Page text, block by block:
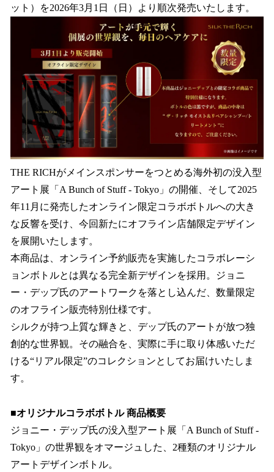
で
す
ット）を2026年3月1日（日）より順次発売いたします。
THE RICHがメインスポンサーをつとめる海外初の没入型
アート展「A Bunch of Stuff - Tokyo」の開催、そして2025
年11月に発売したオンライン限定コラボボトルへの大き
な反響を受け、今回新たにオフライン店舗限定デザイン
を展開いたします。
本商品は、オンライン予約販売を実施したコラボレーシ
ョンボトルとは異なる完全新デザインを採用。ジョニ
ー・デップ氏のアートワークを落とし込んだ、数量限定
のオフライン販売特別仕様です。
シルクが持つ上質な輝きと、デップ氏のアートが放つ独
創的な世界観。その融合を、実際に手に取り体感いただ
ける“リアル限定”のコレクションとしてお届けいたしま
す。
■オリジナルコラボボトル 商品概要
ジョニー・デップ氏の没入型アート展「A Bunch of Stuff -
Tokyo」の世界観をオマージュした、2種類のオリジナル
アートデザインボトル。